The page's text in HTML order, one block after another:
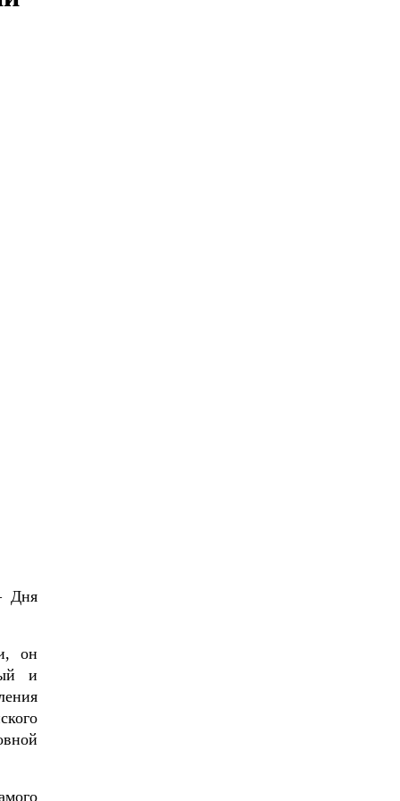
Дня
он
и